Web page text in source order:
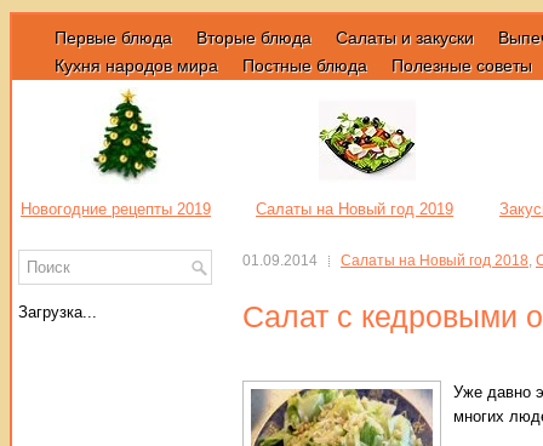
Первые блюда Вторые блюда Салаты и закуски
Кухня народов мира
Постные блюда Полезные советы
Новогодние рецепты 2019 Салаты на Новый год 2019
01.09.2014 Салаты на Новый год 2018,
Салат с кедровыми
Уже давно
многих
Загрузка...